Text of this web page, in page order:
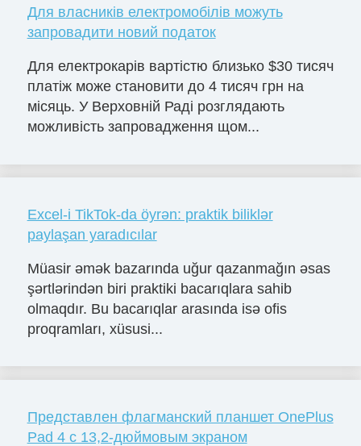
Для власників електромобілів можуть
запровадити новий податок
Для електрокарів вартістю близько $30 тисяч
платіж може становити до 4 тисяч грн на
місяць. У Верховній Раді розглядають
можливість запровадження щом...
Excel-i TikTok-da öyrən: praktik biliklər
paylaşan yaradıcılar
Müasir əmək bazarında uğur qazanmağın əsas
şərtlərindən biri praktiki bacarıqlara sahib
olmaqdır. Bu bacarıqlar arasında isə ofis
proqramları, xüsusi...
Представлен флагманский планшет OnePlus
Pad 4 с 13,2-дюймовым экраном